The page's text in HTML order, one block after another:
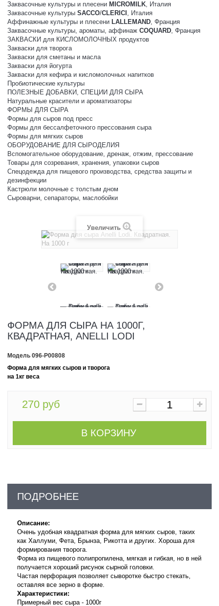
Заквасочные культуры и плесени MICROMILK, Италия
Заквасочные культуры SACCO/CLERICI , Италия
Аффинажные культуры и плесени LALLEMAND, Франция
Заквасочные культуры, ароматы, аффинаж COQUARD, Франция
ЗАКВАСКИ для КИСЛОМОЛОЧНЫХ продуктов
Закваски для творога
Закваски для сметаны и масла
Закваски для йогурта
Закваски для кефира и кисломолочных напитков
Пробиотические культуры
ПОЛЕЗНЫЕ ДОБАВКИ, СПЕЦИИ ДЛЯ СЫРА
Натуральные красители и ароматизаторы
ФОРМЫ ДЛЯ СЫРА
Формы для сыров под пресс
Формы для бессалфеточного прессования сыра
Формы для мягких сыров
ОБОРУДОВАНИЕ ДЛЯ СЫРОДЕЛИЯ
Вспомогательное оборудование, дренаж, отжим, прессование
Товары для созревания, хранения, упаковки сыров
Спецодежда для пищевого производства, средства защиты и
дезинфекции
Кастрюли молочные с толстым дном
Сыроварни, сепараторы, маслобойки
Увеличить
ФОРМА ДЛЯ СЫРА НА 1000Г,
КВАДРАТНАЯ, ANELLI LODI
Модель 096-P00808
Форма для мягких сыров и творога
на 1кг веса
270 руб
В КОРЗИНУ
ПОДРОБНЕЕ
Описание:
Очень удобная квадратная форма для мягких сыров, таких
как Халлуми, Фета, Брынза, Рикотта и других. Хороша для
формирования творога.
Форма из пищевого полипропилена, мягкая и гибкая, но в ней
получается хороший рисунок сырной головки.
Частая перфорация позволяет сыворотке быстро стекать,
оставляя все зерно в форме.
Характеристики:
Примерный вес сыра - 1000г